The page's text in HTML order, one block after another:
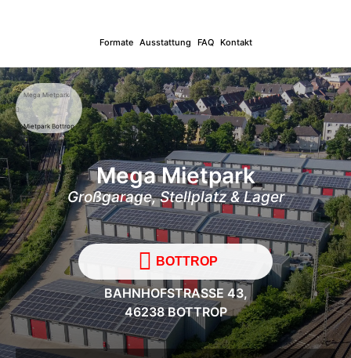
Formate Ausstattung FAQ Kontakt
Mega Mietpark
Mietpark Bottrop
Mega Mietpark
Großgarage, Stellplatz & Lager
BOTTROP
BAHNHOFSTRASSE 43,
46238 BOTTROP